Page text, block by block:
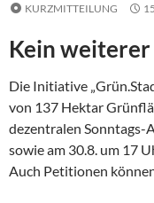
KURZMITTEILUNG
Kein
Die Initiative
von 137 Hektar
dezentralen Sonntags-
sowie am 30.8. um 17
Auch Petitionen